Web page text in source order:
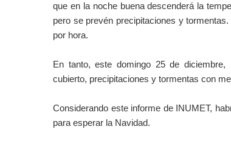
que en la noche buena descenderá la
pero se prevén precipitaciones y
por hora.
En tanto, este domingo 25 de diciembre,
cubierto, precipitaciones y tormentas con
Considerando este informe de INUMET,
para esperar la Navidad.